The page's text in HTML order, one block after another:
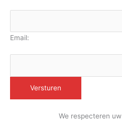
Email:
We respecteren uw